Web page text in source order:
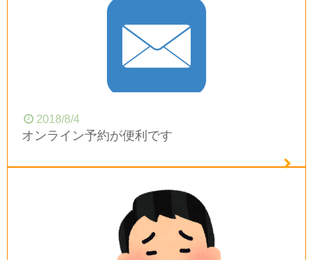
2018/8/4
オンライン予約が便利です